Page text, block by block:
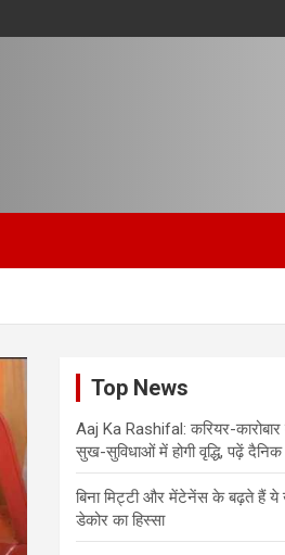
Top News
Aaj Ka Rashifal: करियर-
सुख-सुविधाओं में होगी वृद्धि, पढ़ें
बिना मिट्टी और मेंटेनेंस के बढ़ते हैं ये
डेकोर का हिस्‍सा